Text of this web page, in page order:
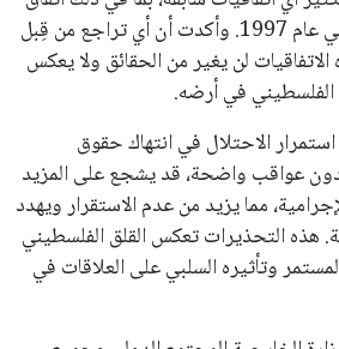
الخليل الذي تم توقيعه في عام 1997. وأكدت أن أي تراجع من قِبل
لن يغير من الحقائق ولا يعكس
في أرضه.
الاحتلال في انتهاك حقوق
عواقب واضحة، قد يشجع على المزيد
مما يزيد من عدم الاستقرار ويهدد
هذه التحذيرات تعكس القلق الفلسطيني
وتأثيره السلبي على العلاقات في